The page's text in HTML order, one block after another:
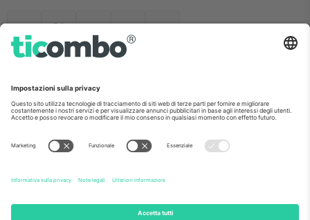
Ticombo Italia
Mimi Balkanska 132, 1540, Sofia,
base alla località, all'evento e/o al dominio. Per i dettagli controlla la
pagina specifica dell'evento, l'impronta e i termini.,